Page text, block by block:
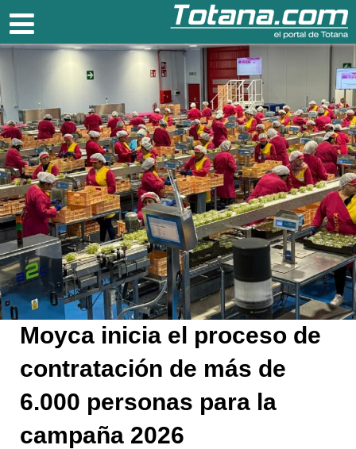
Totana.com
Moyca inicia el proceso de
contratación de más de
6.000 personas para la
campaña 2026